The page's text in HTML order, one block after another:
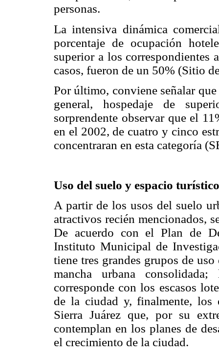
personas.
La intensiva dinámica
porcentaje de ocupación
superior a los correspondientes
casos, fueron de un 50% (Sitio
Por último, conviene señalar
general, hospedaje de
sorprendente observar que el
en el 2002, de cuatro y cinco
concentraran en esta categoría
Uso del suelo y espacio turístico
A partir de los usos del suelo
atractivos recién mencionados,
De acuerdo con el Plan de
Instituto Municipal de
tiene tres grandes grupos de
mancha urbana
corresponde con los escasos
de la ciudad y, finalmente, los
Sierra Juárez que, por su
contemplan en los planes de
el crecimiento de la ciudad.